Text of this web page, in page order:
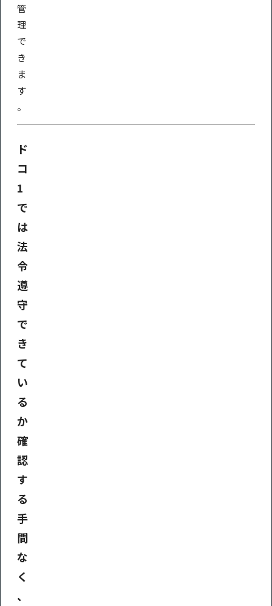
管
理
で
き
ま
す
。
ド
コ
1
で
は
法
令
遵
守
で
き
て
い
る
か
確
認
す
る
手
間
な
く
、